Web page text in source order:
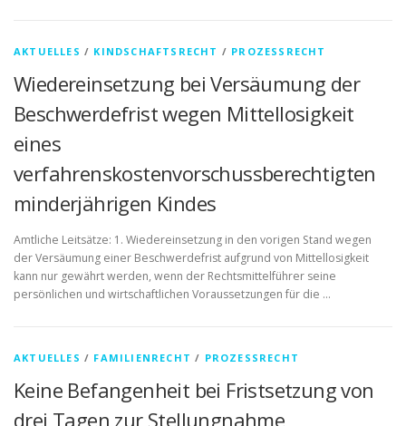
AKTUELLES / KINDSCHAFTSRECHT / PROZESSRECHT
Wiedereinsetzung bei Versäumung der
Beschwerdefrist wegen Mittellosigkeit
eines
verfahrenskostenvorschussberechtigten
minderjährigen Kindes
Amtliche Leitsätze: 1. Wiedereinsetzung in den vorigen Stand wegen
der Versäumung einer Beschwerdefrist aufgrund von Mittellosigkeit
kann nur gewährt werden, wenn der Rechtsmittelführer seine
persönlichen und wirtschaftlichen Voraussetzungen für die …
AKTUELLES / FAMILIENRECHT / PROZESSRECHT
Keine Befangenheit bei Fristsetzung von
drei Tagen zur Stellungnahme